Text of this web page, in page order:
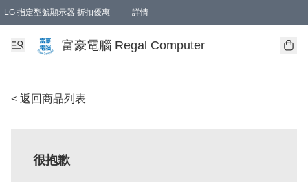
LG 指定型號顯示器 折扣優惠 詳情
富豪電腦 Regal Computer
< 返回商品列表
很抱歉